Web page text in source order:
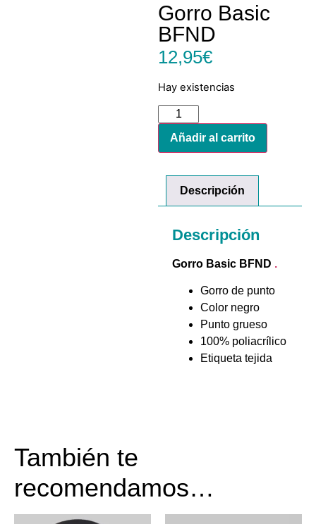
Gorro Basic
BFND
12,95€
Hay existencias
Añadir al carrito
Descripción
Descripción
Gorro Basic BFND .
Gorro de punto
Color negro
Punto grueso
100% poliacrílico
Etiqueta tejida
También te
recomendamos…